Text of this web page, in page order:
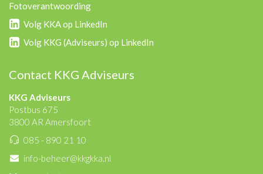
Fotoverantwoording
Volg KKA op LinkedIn
Volg KKG (Adviseurs) op LinkedIn
Contact KKG Adviseurs
KKG Adviseurs
Postbus 675
3800 AR Amersfoort
085 - 890 21 10
info-beheer@kkgkka.nl